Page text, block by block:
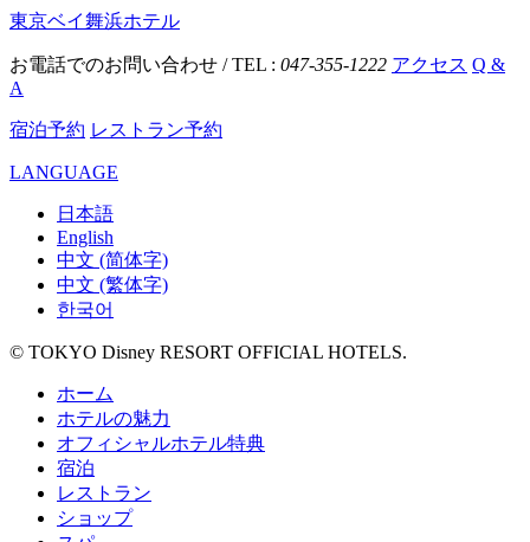
東京ベイ舞浜ホテル
お電話でのお問い合わせ / TEL : 047-355-1222 アクセス Q &
A
宿泊予約 レストラン予約
LANGUAGE
日本語
English
中文 (简体字)
中文 (繁体字)
한국어
© TOKYO Disney RESORT OFFICIAL HOTELS.
ホーム
ホテルの魅力
オフィシャルホテル特典
宿泊
レストラン
ショップ